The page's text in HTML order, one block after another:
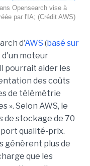
Opensearch vise à
par l'IA; (Crédit AWS)
d'AWS (basé sur
d'un moteur
pourrait aider les
des coûts
de télémétrie
». Selon AWS, le
de stockage de 70
qualité-prix.
génèrent plus de
que les